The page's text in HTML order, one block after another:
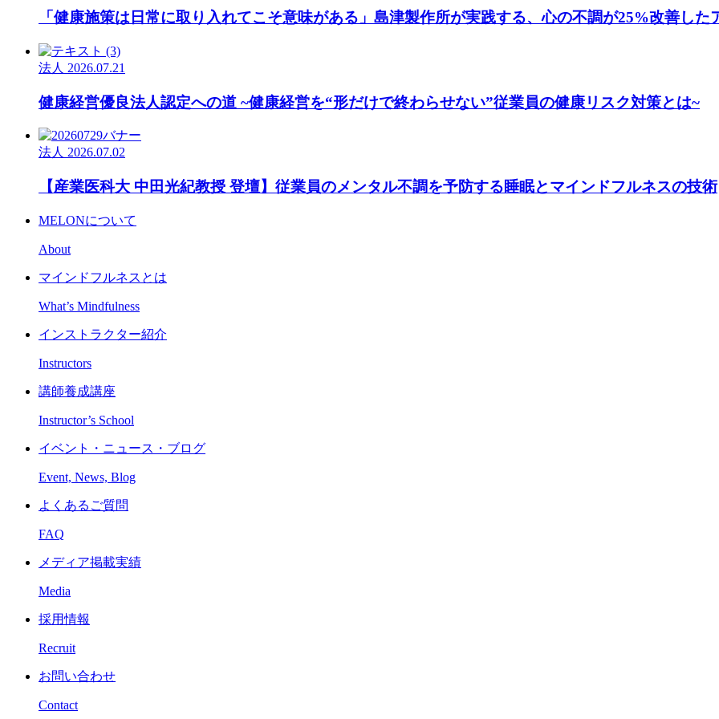
「健康施策は日常に取り入れてこそ意味がある」島津製作所が実践する、心の不調が25%改善した
法人 2026.07.21
健康経営優良法人認定への道 ~健康経営を“形だけで終わらせない”従業員の健康リスク対策とは~
法人 2026.07.02
【産業医科大 中田光紀教授 登壇】従業員のメンタル不調を予防する睡眠とマインドフルネスの技術
MELONについて
About
マインドフルネスとは
What’s Mindfulness
インストラクター紹介
Instructors
講師養成講座
Instructor’s School
イベント・ニュース・ブログ
Event, News, Blog
よくあるご質問
FAQ
メディア掲載実績
Media
採用情報
Recruit
お問い合わせ
Contact